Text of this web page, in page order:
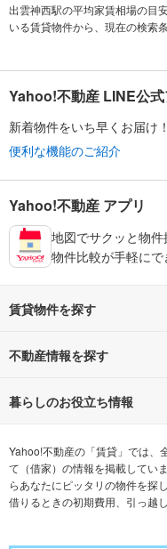
出雲神西駅の平均家賃相場の目
いる賃貸物件から、現在の検索
Yahoo!不動産 LINE公式
新着物件をいち早くお届け！
便利な機能のご紹介
Yahoo!不動産 アプリ
地図でサクッと物件
物件比較が手軽にで
賃貸物件を探す
路線・駅から探す
通勤時間から探す
不動産会社から探す
テーマから探す
不動産情報を探す
不動産・住宅
新築マンション
新築一戸建て
注文住宅
暮らしのお役立ち情報
マンションカタログ
Yahoo!不動産の「賃貸」では、
て（借家）の情報を掲載してい
らあなたにピッタリの物件を探
借りるときの初期費用、引っ越